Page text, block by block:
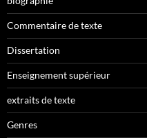
Commentaire de texte
Dissertation
Enseignement supérieur
extraits de texte
Genres